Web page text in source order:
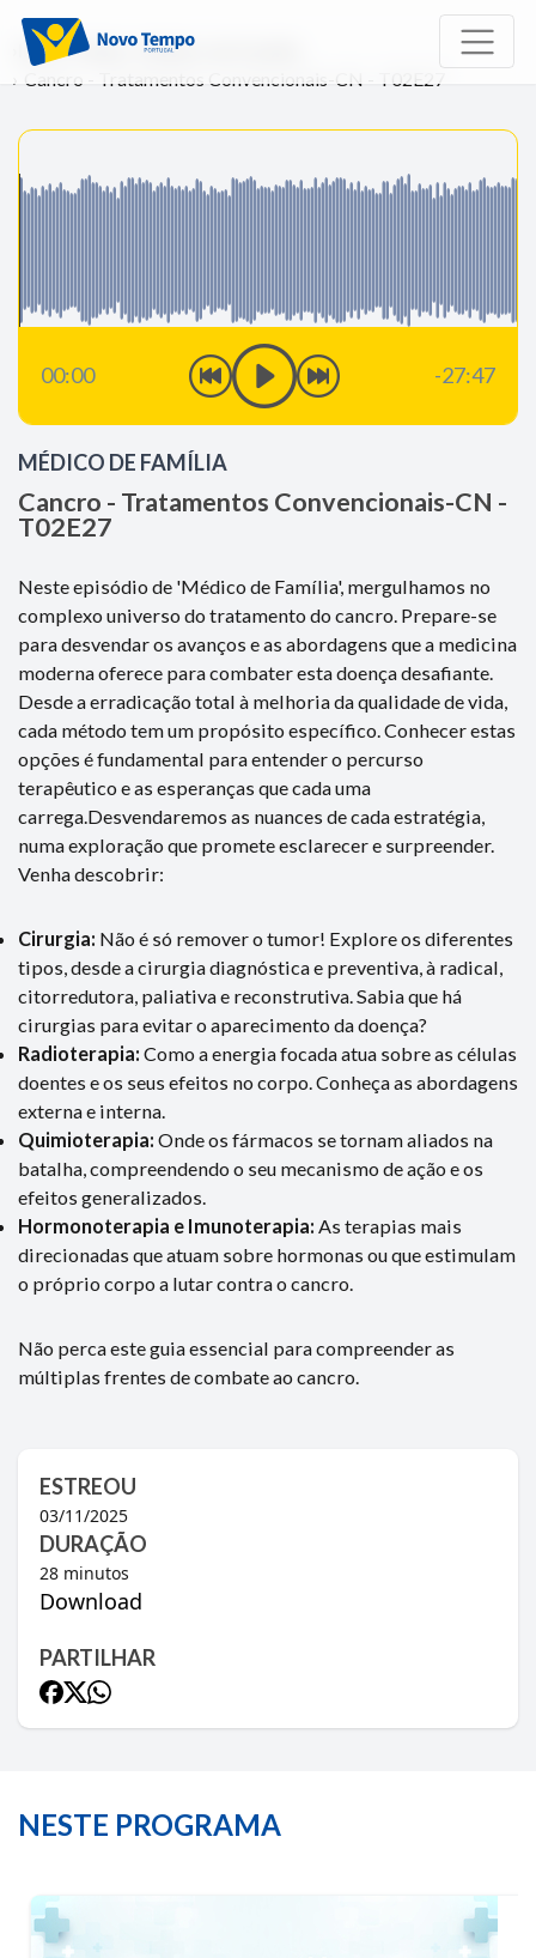
Início Rádio
Médico de Família
Cancro - Tratamentos Convencionais-CN - T02E27
00:00 -27:47
MÉDICO DE FAMÍLIA
Cancro - Tratamentos Convencionais-CN -
T02E27
Neste episódio de 'Médico de Família', mergulhamos no
complexo universo do tratamento do cancro. Prepare-se
para desvendar os avanços e as abordagens que a medicina
moderna oferece para combater esta doença desafiante.
Desde a erradicação total à melhoria da qualidade de vida,
cada método tem um propósito específico. Conhecer estas
opções é fundamental para entender o percurso
terapêutico e as esperanças que cada uma
carrega.Desvendaremos as nuances de cada estratégia,
numa exploração que promete esclarecer e surpreender.
Venha descobrir:
Cirurgia: Não é só remover o tumor! Explore os diferentes
tipos, desde a cirurgia diagnóstica e preventiva, à radical,
citorredutora, paliativa e reconstrutiva. Sabia que há
cirurgias para evitar o aparecimento da doença?
Radioterapia: Como a energia focada atua sobre as células
doentes e os seus efeitos no corpo. Conheça as abordagens
externa e interna.
Quimioterapia: Onde os fármacos se tornam aliados na
batalha, compreendendo o seu mecanismo de ação e os
efeitos generalizados.
Hormonoterapia e Imunoterapia: As terapias mais
direcionadas que atuam sobre hormonas ou que estimulam
o próprio corpo a lutar contra o cancro.
Não perca este guia essencial para compreender as
múltiplas frentes de combate ao cancro.
ESTREOU
03/11/2025
DURAÇÃO
28 minutos
Download
PARTILHAR
NESTE PROGRAMA